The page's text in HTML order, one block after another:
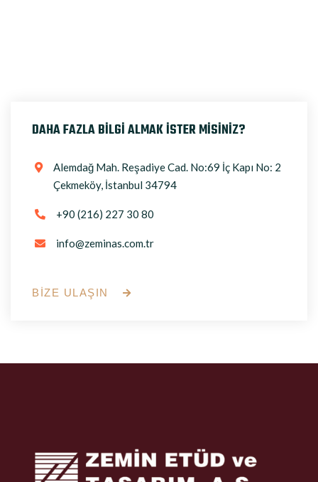
DAHA FAZLA BİLGİ ALMAK İSTER MİSİNİZ?

Alemdağ Mah. Reşadiye Cad. No:69 İç Kapı No: 2
Çekmeköy, İstanbul 34794
 +90 (216) 227 30 80
 info@zeminas.com.tr
BİZE ULAŞIN 